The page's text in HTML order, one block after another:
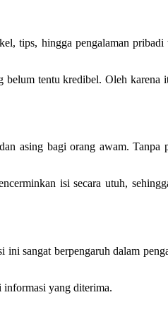
tips, hingga pengalaman pribadi
tentu kredibel. Oleh karena
asing bagi orang awam. Tanpa
isi secara utuh,
sangat berpengaruh dalam
informasi yang diterima.